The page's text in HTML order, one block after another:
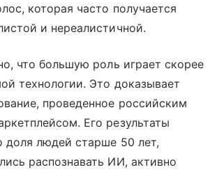
которая часто получается
и нереалистичной.
что большую роль играет скорее
технологии. Это доказывает
проведенное российским
Его результаты
доля людей старше 50 лет,
распознавать ИИ, активно